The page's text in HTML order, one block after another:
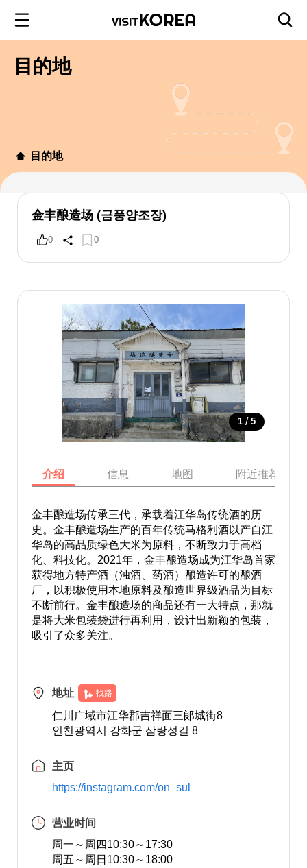
目的地
目的地
金丰酿造场 (금풍양조장)
0 0
1 / 5
介绍 信息 地图 附近推荐景点
金丰酿造场传承三代，承载着江华岛传统酒的历
史。金丰酿造场生产的百年传统马格利酒以产自江
华岛的高品质绿色大米为原料，不断致力于高档
化、科技化。2021年，金丰酿造场成为江华岛首家
获得地方特产酒（浊酒、药酒）酿造许可的酿酒
厂，以积极使用本地原料及酿造世界级酒品为目标
不断前行。金丰酿造场的商品还有一大特点，那就
是将大米包装袋进行再利用，设计出新颖的包装，
吸引了众多关注。
地址 找路
仁川广域市江华郡吉祥面三郞城街8
인천광역시 강화군 삼랑성길 8
主页
https://instagram.com/on_sul
营业时间
周一～周四10:30～17:30
周五～周日10:30～18:00